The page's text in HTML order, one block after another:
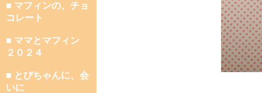
■ マフィンの、チョ
コレート
■ ママとマフィン
２０２４
■ とびちゃんに、会
いに